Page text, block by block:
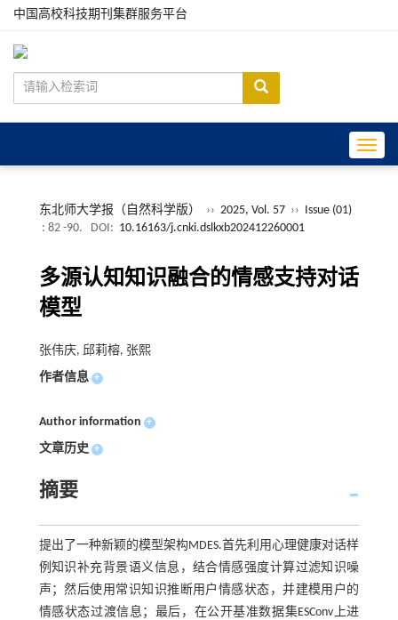
中国高校科技期刊集群服务平台
东北师大学报（自然科学版） ›› 2025, Vol. 57 ›› Issue (01)
: 82 -90.
DOI: 10.16163/j.cnki.dslkxb202412260001
多源认知知识融合的情感支持对话
模型
张伟庆, 邱莉榕, 张熙
作者信息 +
Author information +
文章历史 +
摘要
提出了一种新颖的模型架构MDES.首先利用心理健康对话样
例知识补充背景语义信息，结合情感强度计算过滤知识噪
声；然后使用常识知识推断用户情感状态，并建模用户的
情感状态过渡信息；最后，在公开基准数据集ESConv上进